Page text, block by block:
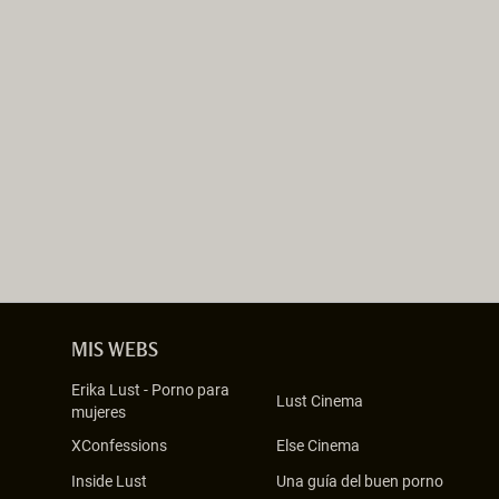
MIS WEBS
Erika Lust - Porno para
mujeres
Lust Cinema
XConfessions
Else Cinema
Inside Lust
Una guía del buen porno